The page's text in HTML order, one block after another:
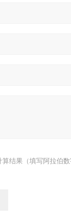
算结果（填写阿拉伯